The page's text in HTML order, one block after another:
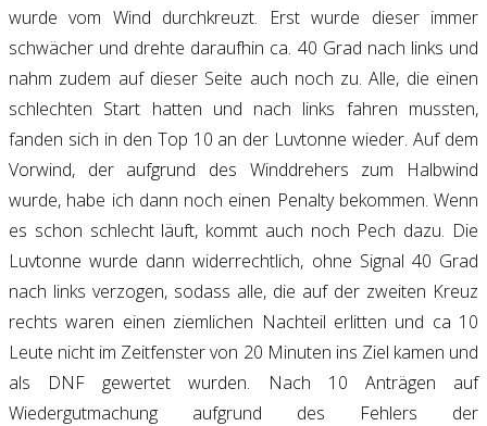
wurde vom Wind durchkreuzt. Erst wurde dieser immer
schwächer und drehte daraufhin ca. 40 Grad nach links und
nahm zudem auf dieser Seite auch noch zu. Alle, die einen
schlechten Start hatten und nach links fahren mussten,
fanden sich in den Top 10 an der Luvtonne wieder. Auf dem
Vorwind, der aufgrund des Winddrehers zum Halbwind
wurde, habe ich dann noch einen Penalty bekommen. Wenn
es schon schlecht läuft, kommt auch noch Pech dazu. Die
Luvtonne wurde dann widerrechtlich, ohne Signal 40 Grad
nach links verzogen, sodass alle, die auf der zweiten Kreuz
rechts waren einen ziemlichen Nachteil erlitten und ca 10
Leute nicht im Zeitfenster von 20 Minuten ins Ziel kamen und
als DNF gewertet wurden. Nach 10 Anträgen auf
Wiedergutmachung aufgrund des Fehlers der